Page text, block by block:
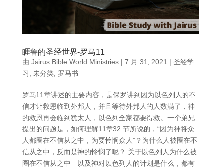
睚鲁的圣经世界-罗马11
由 Jairus Bible World Ministries| 7 月 31, 2021 | 圣经学
习
未分类, 罗马书
罗马11章讲述的主要内容，是保罗讲到因为以色列人的不
信才让救恩临到外邦人，并且等待外邦人的人数满了，神
的救恩再会临到犹太人，以色列全家都要得救。一个弟兄
提出的问题是，如何理解11章32 节所说的，“因为神将众
人都圈在不信从之中，为要怜悯众人”？为什么人被圈在不
信从之中，反而是神的怜悯了呢？ 关于以色列人为什么被
圈在不信从之中，以及神对以色列人的计划是什么，都有